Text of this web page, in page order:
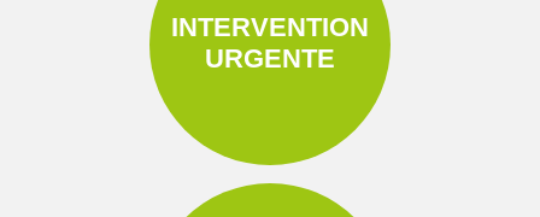
INTERVENTION
URGENTE